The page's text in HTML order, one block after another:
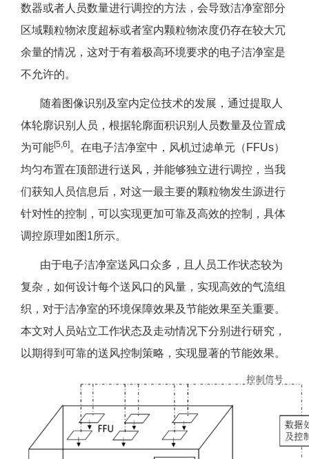
数器或者人员数量进行调控的方法，会导致洁净室部分
区域颗粒物浓度超标或者室内颗粒物浓度仍存在较大冗
余量的情况，这对于有着极高环境要求的电子洁净室是
不允许的。
随着图像识别及室内定位技术的发展，通过提取人
体轮廓识别人员，根据轮廓面积识别人员数量及位置成
为可能[5,6] 。在电子洁净室中，风机过滤单元（FFUs）
均匀布置在顶部进行送风，并能够独立进行调控，当我
们获知人员信息后，对这一最主要的颗粒物发生源进行
针对性的控制，可以实现更加可靠及高效的控制，具体
调控原理如图1所示。
由于电子洁净室送风口众多，且人员工作状态较为
复杂，如何设计每个送风口的风量，实现高效的气流组
织，对于洁净室的环境保障效果及节能效果至关重要。
本文对人员站立工作状态及走动情况下分别进行研究，
以期得到可靠的送风控制策略，实现显著的节能效果。